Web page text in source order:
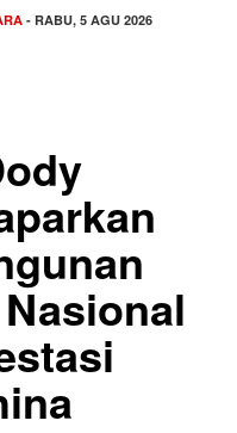
- RABU, 5 AGU 2026